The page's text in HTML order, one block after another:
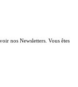
nos Newsletters. Vous êtes